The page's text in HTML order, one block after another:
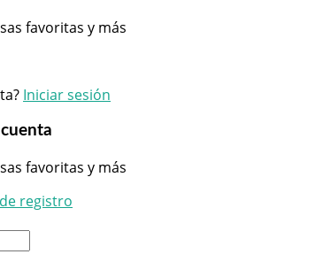
favoritas y más
Iniciar sesión
favoritas y más
registro